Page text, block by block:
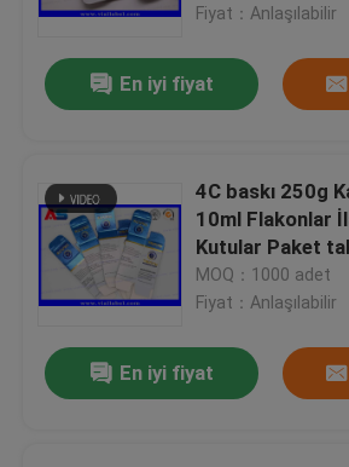
Sertifikalı, 12+
Fiyat：Anlaşılabilir
En iyi fiyat
4C baskı 250g
10ml Flakonlar
Kutular Paket
kutusu
MOQ：1000 adet
Fiyat：Anlaşılabilir
En iyi fiyat